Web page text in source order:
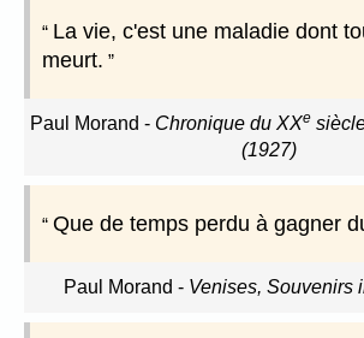
La vie, c'est une maladie dont
meurt.
Paul Morand - Chronique du XXe
(1927)
Que de temps perdu à gagner
Paul Morand - Venises, Souvenirs